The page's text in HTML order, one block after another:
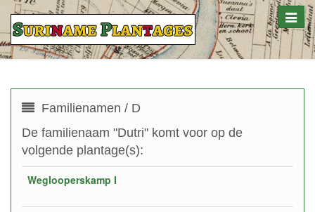
Toggle
Familienamen / D
De familienaam "Dutri" komt voor op de
volgende plantage(s):
Weglooperskamp I